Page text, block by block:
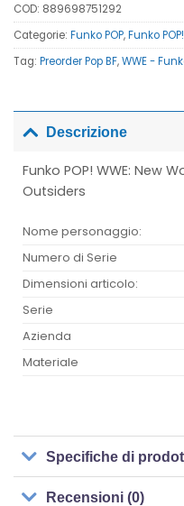
COD: 889698751292
Categorie: Funko POP,Funko
Tag: Preorder Pop BF,WWE -
Descrizione
Funko POP! WWE: New
Outsiders
Nome personaggio:
Numero di Serie
Dimensioni articolo:
Serie
Azienda
Materiale
Specifiche di
Recensioni (0)